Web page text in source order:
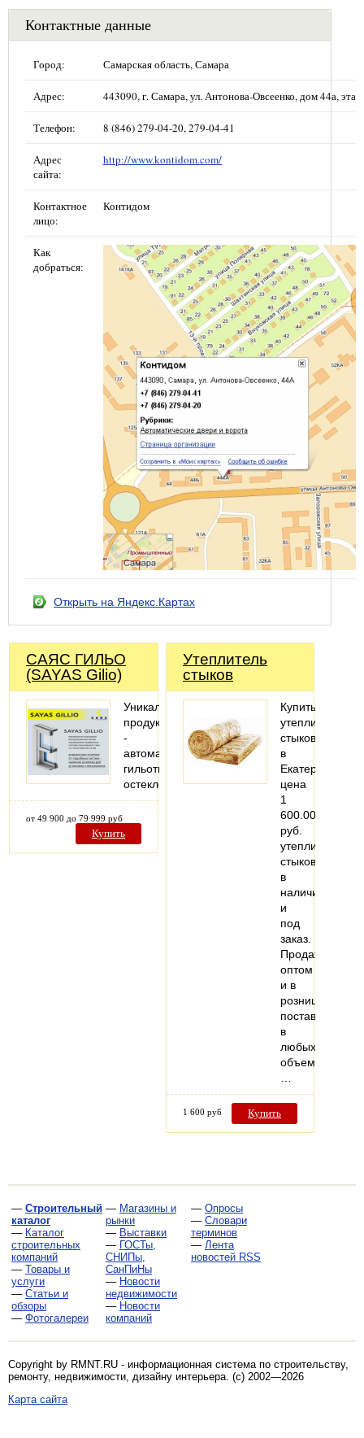
Контактные данные
Город: Самарская область, Самара
Адрес: 443090, г. Самара, ул. Антонова-Овсеенко, дом 44а,
Телефон: 8 (846) 279-04-20, 279-04-41
Адрес
сайта:
http://www.kontidom.com/
Контактное
лицо:
Контидом
Как
добраться:
Открыть на Яндекс.Картах
САЯС ГИЛЬО
(SAYAS Gilio)
Уникальный
продукт
-
автоматическое
гильотинное
остекление
от 49 900 до 79 999 руб
Купить
Утеплитель
стыков
Купить
утеплитель
стыков
в
Екатеринбурге,
цена
1
600.00
руб.
утеплитель
стыков
в
наличии
и
под
заказ.
Продажа
оптом
и в
розницу,
поставки
в
любых
объемах.
…
1 600 руб Купить
— Строительный
каталог
— Каталог
строительных
компаний
— Товары и
услуги
— Статьи и
обзоры
— Фотогалереи
— Магазины и
рынки
— Выставки
— ГОСТы,
СНИПы,
СанПиНы
— Новости
недвижимости
— Новости
компаний
— Опросы
— Словари
терминов
— Лента
новостей RSS
Copyright by RMNT.RU - информационная система по строительству,
ремонту, недвижимости, дизайну интерьера. (c) 2002—2026
Карта сайта